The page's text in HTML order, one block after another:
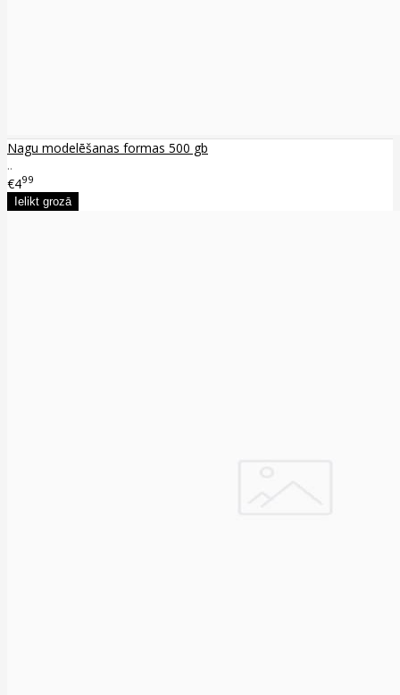
Nagu modelēšanas formas 500 gb
..
€499